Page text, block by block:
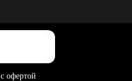
с офертой